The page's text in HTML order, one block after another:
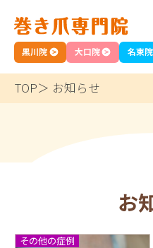
名東院
黒川院 大口院
TOP お知らせ
お
その他の症例